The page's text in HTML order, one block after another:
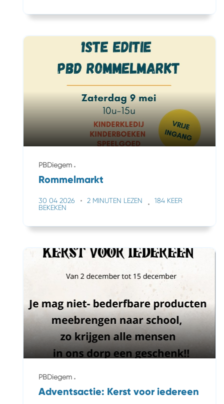
PBDiegem
Rommelmarkt
30 04 2026 2 MINUTEN LEZEN
184 KEER
BEKEKEN
PBDiegem
Adventsactie: Kerst voor iedereen